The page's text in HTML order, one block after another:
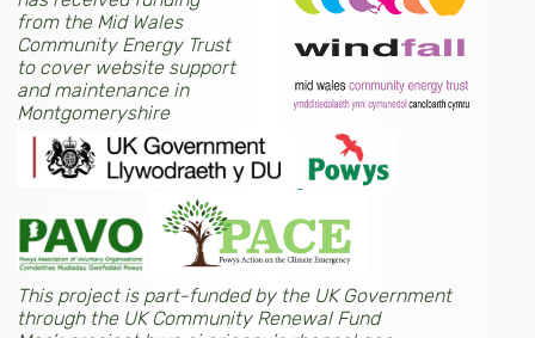
from the Mid Wales
Community Energy Trust
to cover website support
and maintenance in
Montgomeryshire
This project is part-funded by the UK Government
through the UK Community Renewal Fund